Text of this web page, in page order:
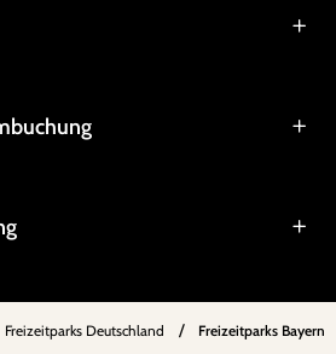
Freizeitparks Deutschland / Freizeitparks Bayern